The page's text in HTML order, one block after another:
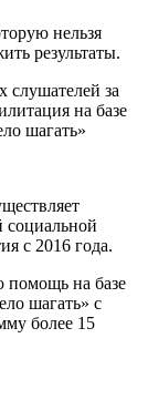
нельзя
результаты.
слушателей за
на базе
шагать»
социальной
с 2016 года.
помощь на базе
шагать» с
более 15